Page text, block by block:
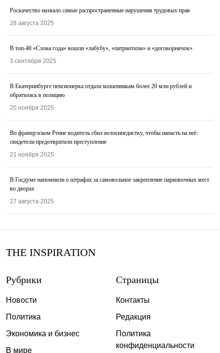
Роскачество назвалo самые распространенные нарушения трудовых прав
28 августа 2025
В топ-40 «Слова года» вошли «лабубу», «патриотизм» и «договорнячок»
3 сентября 2025
В Екатеринбурге пенсионерка отдала мошенникам более 20 млн рублей и
обратилась в полицию
20 ноября 2025
Во французском Ренне водитель сбил велосипедистку, чтобы напасть на неё:
свидетели предотвратили преступление
21 ноября 2025
В Госдуме напомнили о штрафах за самовольное закрепление парковочных мест
во дворах
27 августа 2025
THE INSPIRATION
Рубрики
Новости
Политика
Экономика и бизнес
В мире
Страницы
Контакты
Редакция
Политика
конфиденциальности